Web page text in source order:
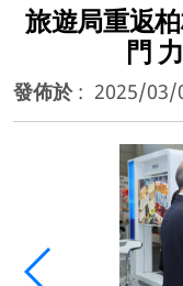
旅遊局重返
門
發佈於 : 2025/03/